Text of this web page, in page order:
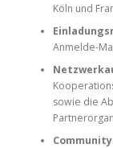
Köln und
Anmelde-
sowie die